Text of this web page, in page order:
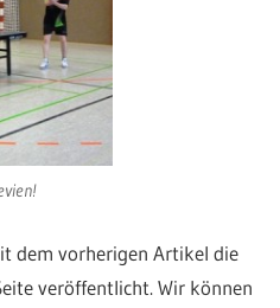
dem vorherigen Artikel die
veröffentlicht. Wir können